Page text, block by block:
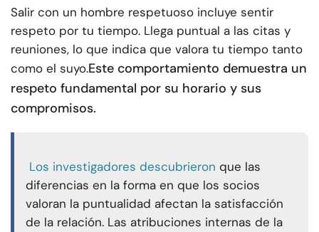
Salir con un hombre respetuoso incluye sentir
respeto por tu tiempo. Llega puntual a las citas y
reuniones, lo que indica que valora tu tiempo tanto
como el suyo.Este comportamiento demuestra un
respeto fundamental por su horario y sus
compromisos.
Los investigadores descubrieron que las
diferencias en la forma en que los socios
valoran la puntualidad afectan la satisfacción
de la relación. Las atribuciones internas de la